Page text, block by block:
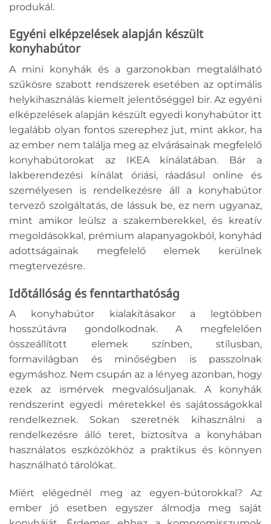
produkál.
Egyéni elképzelések alapján készült
konyhabútor
A mini konyhák és a garzonokban megtalálható
szűkösre szabott rendszerek esetében az optimális
helykihasználás kiemelt jelentőséggel bír. Az egyéni
elképzelések alapján készült egyedi konyhabútor itt
legalább olyan fontos szerephez jut, mint akkor, ha
az ember nem találja meg az elvárásainak megfelelő
konyhabútorokat az IKEA kínálatában. Bár a
lakberendezési kínálat óriási, ráadásul online és
személyesen is rendelkezésre áll a konyhabútor
tervező szolgáltatás, de lássuk be, ez nem ugyanaz,
mint amikor leülsz a szakemberekkel, és kreatív
megoldásokkal, prémium alapanyagokból, konyhád
adottságainak megfelelő elemek kerülnek
megtervezésre.
Időtállóság és fenntarthatóság
A konyhabútor kialakításakor a legtöbben
hosszútávra gondolkodnak. A megfelelően
összeállított elemek színben, stílusban,
formavilágban és minőségben is passzolnak
egymáshoz. Nem csupán az a lényeg azonban, hogy
ezek az ismérvek megvalósuljanak. A konyhák
rendszerint egyedi méretekkel és sajátosságokkal
rendelkeznek. Sokan szeretnék kihasználni a
rendelkezésre álló teret, biztosítva a konyhában
használatos eszközökhöz a praktikus és könnyen
használható tárolókat.
Miért elégednél meg az egyen-bútorokkal? Az
ember jó esetben egyszer álmodja meg saját